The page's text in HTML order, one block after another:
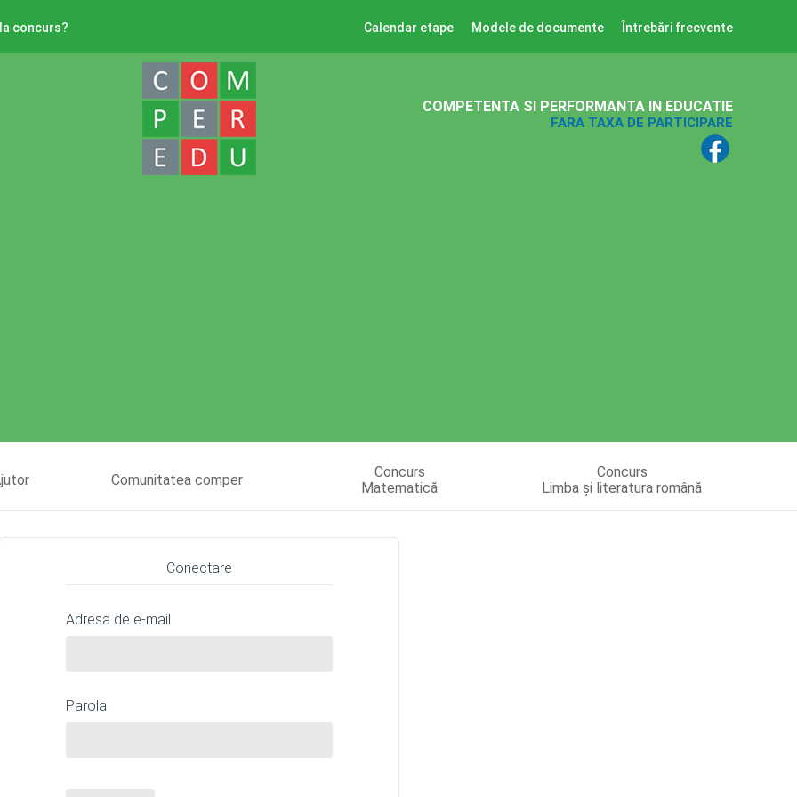
concurs? Calendar etape Modele de documente Întrebări frecvente
COMPETENTA SI PERFORMANTA IN EDUCATIE
FARA TAXA DE PARTICIPARE
Comunitatea comper
Concurs
Matematică
Concurs
Limba și literatura română
Conectare
Adresa de e-mail
Parola